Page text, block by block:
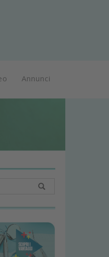
Annunci